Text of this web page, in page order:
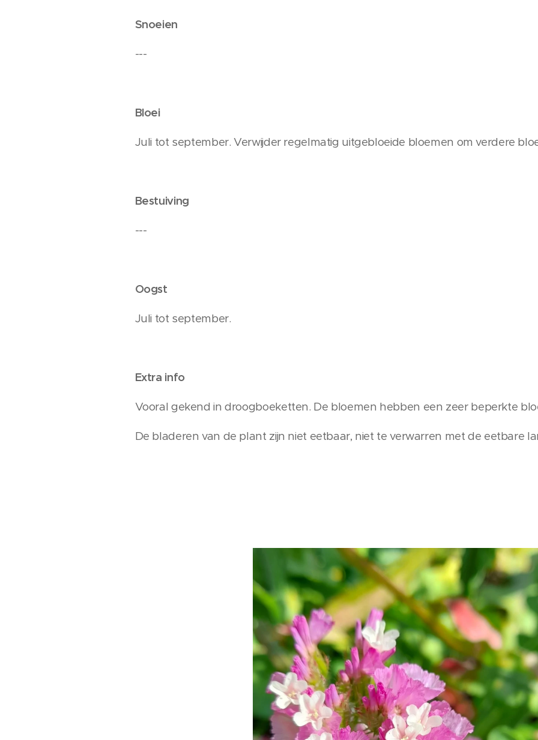
Snoeien
---
Bloei
Juli tot september. Verwijder regelmatig uitgebloeide bloemen om verdere
Bestuiving
---
Oogst
Juli tot september.
Extra info
Vooral gekend in droogboeketten. De bloemen hebben een zeer beperkte
De bladeren van de plant zijn niet eetbaar, niet te verwarren met de eetbare